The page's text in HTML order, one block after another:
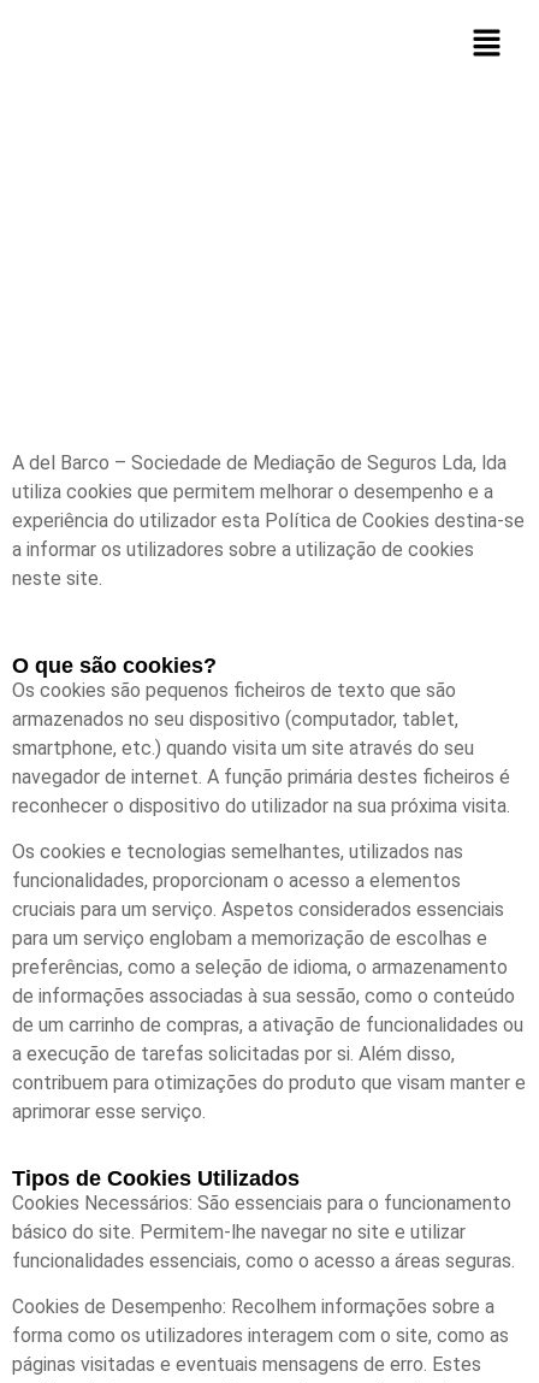
A del Barco – Sociedade de Mediação de Seguros Lda, lda
utiliza cookies que permitem melhorar o desempenho e a
experiência do utilizador esta Política de Cookies destina-se
a informar os utilizadores sobre a utilização de cookies
neste site.
O que são cookies?
Os cookies são pequenos ficheiros de texto que são
armazenados no seu dispositivo (computador, tablet,
smartphone, etc.) quando visita um site através do seu
navegador de internet. A função primária destes ficheiros é
reconhecer o dispositivo do utilizador na sua próxima visita.
Os cookies e tecnologias semelhantes, utilizados nas
funcionalidades, proporcionam o acesso a elementos
cruciais para um serviço. Aspetos considerados essenciais
para um serviço englobam a memorização de escolhas e
preferências, como a seleção de idioma, o armazenamento
de informações associadas à sua sessão, como o conteúdo
de um carrinho de compras, a ativação de funcionalidades ou
a execução de tarefas solicitadas por si. Além disso,
contribuem para otimizações do produto que visam manter e
aprimorar esse serviço.
Tipos de Cookies Utilizados
Cookies Necessários: São essenciais para o funcionamento
básico do site. Permitem-lhe navegar no site e utilizar
funcionalidades essenciais, como o acesso a áreas seguras.
Cookies de Desempenho: Recolhem informações sobre a
forma como os utilizadores interagem com o site, como as
páginas visitadas e eventuais mensagens de erro. Estes